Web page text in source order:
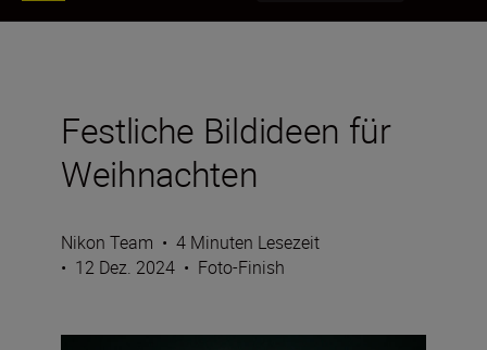
Festliche Bildideen für
Weihnachten
Nikon Team • 4 Minuten Lesezeit
• 12 Dez. 2024 • Foto-Finish